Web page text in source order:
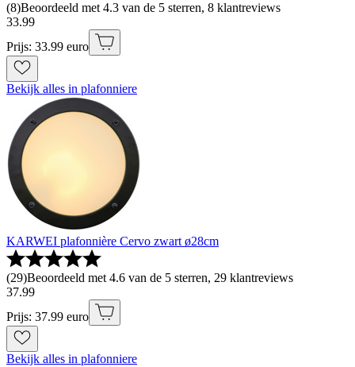
(8)Beoordeeld met 4.3 van de 5 sterren, 8 klantreviews
33.99
Prijs: 33.99 euro
Bekijk alles in plafonniere
KARWEI plafonnière Cervo zwart ø28cm
(29)Beoordeeld met 4.6 van de 5 sterren, 29 klantreviews
37.99
Prijs: 37.99 euro
Bekijk alles in plafonniere